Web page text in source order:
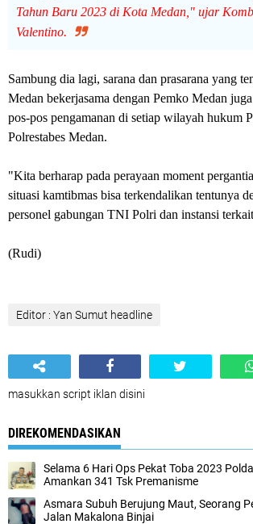
Tahun Baru 2023 di Kota Medan," ujar
Valentino.
Sambung dia lagi, sarana dan prasarana yang
Medan bekerjasama dengan Pemko Medan
pos-pos pengamanan di setiap wilayah hukum
Polrestabes Medan.
"Kita berharap pada perayaan moment
situasi kamtibmas bisa terkendalikan tentunya
personel gabungan TNI Polri dan instansi
(Rudi)
Editor : Yan Sumut headline
masukkan script iklan disini
DIREKOMENDASIKAN
Selama 6 Hari Ops Pekat Toba 2023
Amankan 341 Tsk Premanisme
Asmara Subuh Berujung Maut, Seorang
Jalan Makalona Binjai